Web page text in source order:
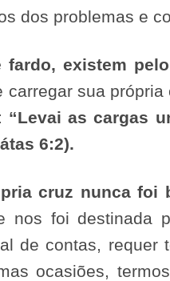
dos problemas e
fardo, existem
carregar sua
“Levai as cargas
6:2).
cruz nunca foi
nos foi destinada
de contas,
ocasiões,